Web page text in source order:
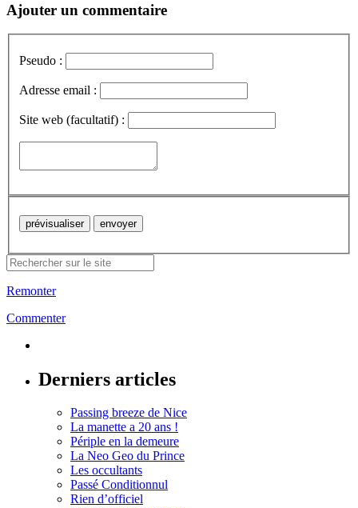
Ajouter un commentaire
Pseudo :
Adresse email :
Site web (facultatif) :
Remonter
Commenter
Derniers articles
Passing breeze de Nice
La manette a 20 ans !
Périple en la demeure
La Neo Geo du Prince
Les occultants
Passé Conditionnul
Rien d’officiel